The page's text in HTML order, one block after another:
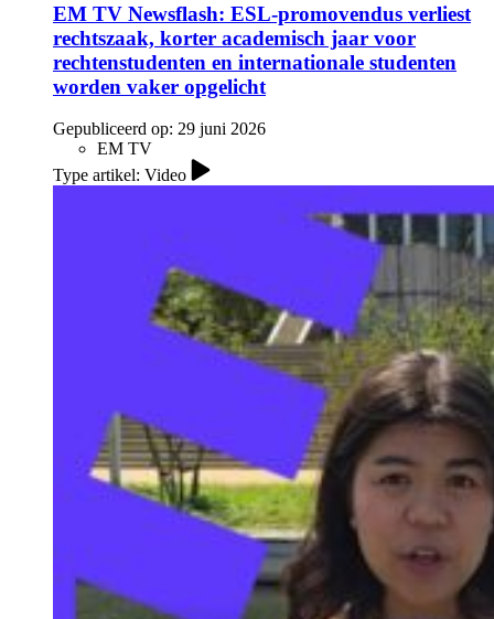
EM TV Newsflash: ESL-promovendus verliest
rechtszaak, korter academisch jaar voor
rechtenstudenten en internationale studenten
worden vaker opgelicht
Gepubliceerd op: 29 juni 2026
EM TV
Type artikel: Video